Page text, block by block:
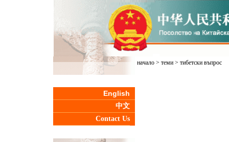
English
中文
Contact Us
начало> теми> тибетски въпрос